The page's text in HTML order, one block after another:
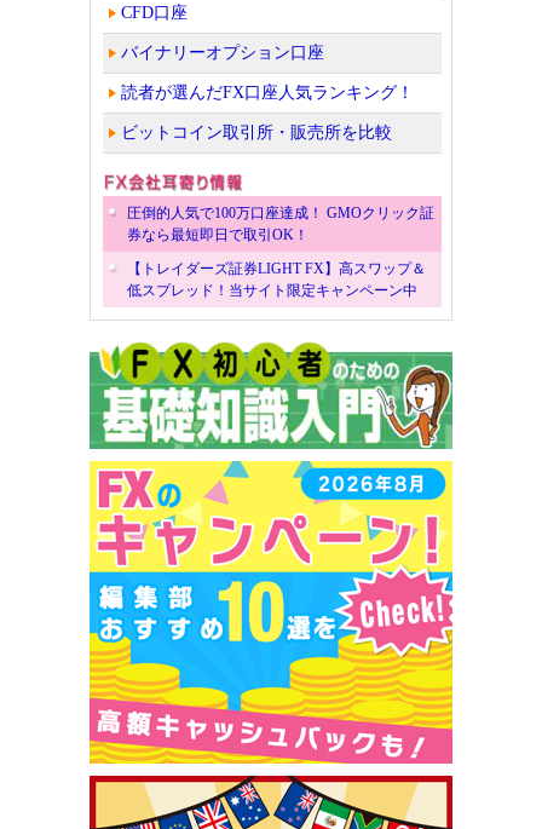
CFD口座
バイナリーオプション口座
読者が選んだFX口座人気ランキング！
ビットコイン取引所・販売所を比較
圧倒的人気で100万口座達成！ GMOクリック証
券なら最短即日で取引OK！
【トレイダーズ証券LIGHT FX】高スワップ＆
低スプレッド！当サイト限定キャンペーン中